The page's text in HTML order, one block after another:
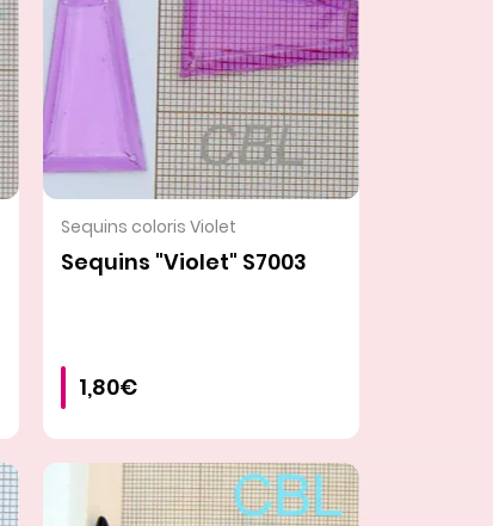
VOIR LE PRODUIT
Sequins coloris Violet
Sequins "Violet" S7003
1,80€